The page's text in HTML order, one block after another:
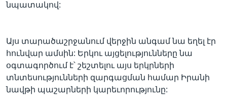
Լեզուներ
նպատակով:
Այս տարածաշրջանում վերջին անգամ նա եղել էր
հունվար ամսին: Երկու այցելությունները նա
օգտագործում է՝ շեշտելու այս երկրների
տնտեսությունների զարգացման համար Իրանի
նավթի պաշարների կարեւորությունը: